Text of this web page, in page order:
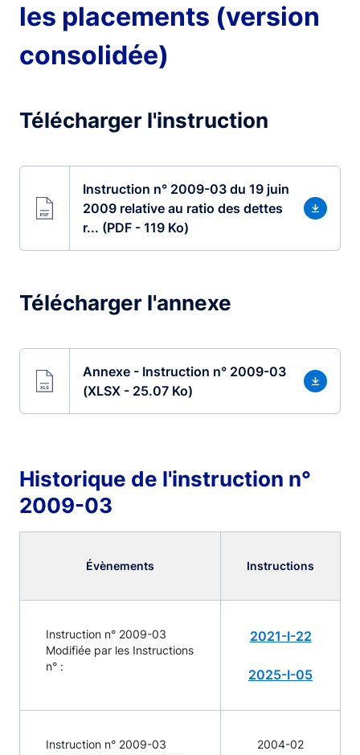
les placements (version
consolidée)
Télécharger l'instruction
Instruction n° 2009-03 du 19 juin
2009 relative au ratio des dettes
r... (PDF - 119 Ko)
Télécharger l'annexe
Annexe - Instruction n° 2009-03
(XLSX - 25.07 Ko)
Historique de l'instruction n°
2009-03
Évènements Instructions
Instruction n° 2009-03
Modifiée par les Instructions
n° :
2021-I-22
2025-I-05
Instruction n° 2009-03
2004-02